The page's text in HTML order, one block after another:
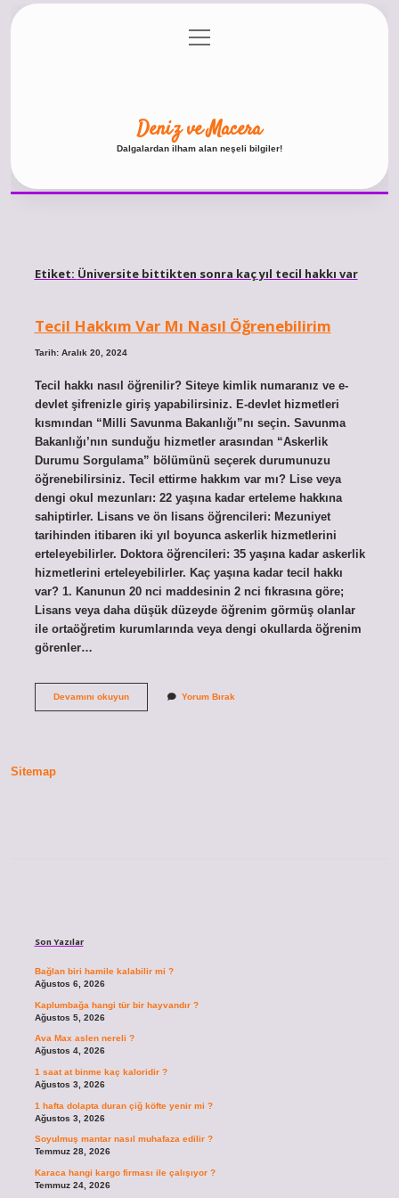
Gizlilik Politikası
menüyü
aç
Deniz ve Macera
Dalgalardan ilham alan neşeli bilgiler!
Etiket: Üniversite bittikten sonra kaç yıl tecil hakkı var
Tecil Hakkım Var Mı Nasıl Öğrenebilirim
Tarih: Aralık 20, 2024
Tecil hakkı nasıl öğrenilir? Siteye kimlik numaranız ve e-
devlet şifrenizle giriş yapabilirsiniz. E-devlet hizmetleri
kısmından “Milli Savunma Bakanlığı”nı seçin. Savunma
Bakanlığı’nın sunduğu hizmetler arasından “Askerlik
Durumu Sorgulama” bölümünü seçerek durumunuzu
öğrenebilirsiniz. Tecil ettirme hakkım var mı? Lise veya
dengi okul mezunları: 22 yaşına kadar erteleme hakkına
sahiptirler. Lisans ve ön lisans öğrencileri: Mezuniyet
tarihinden itibaren iki yıl boyunca askerlik hizmetlerini
erteleyebilirler. Doktora öğrencileri: 35 yaşına kadar askerlik
hizmetlerini erteleyebilirler. Kaç yaşına kadar tecil hakkı
var? 1. Kanunun 20 nci maddesinin 2 nci fıkrasına göre;
Lisans veya daha düşük düzeyde öğrenim görmüş olanlar
ile ortaöğretim kurumlarında veya dengi okullarda öğrenim
görenler…
Devamını okuyunTecil
Yorum Bırak
Sitemap
Son Yazılar
Bağlan biri hamile kalabilir mi ?
Ağustos 6, 2026
Kaplumbağa hangi tür bir hayvandır ?
Ağustos 5, 2026
Ava Max aslen nereli ?
Ağustos 4, 2026
1 saat at binme kaç kaloridir ?
Ağustos 3, 2026
1 hafta dolapta duran çiğ köfte yenir mi ?
Ağustos 3, 2026
Soyulmuş mantar nasıl muhafaza edilir ?
Temmuz 28, 2026
Karaca hangi kargo firması ile çalışıyor ?
Temmuz 24, 2026